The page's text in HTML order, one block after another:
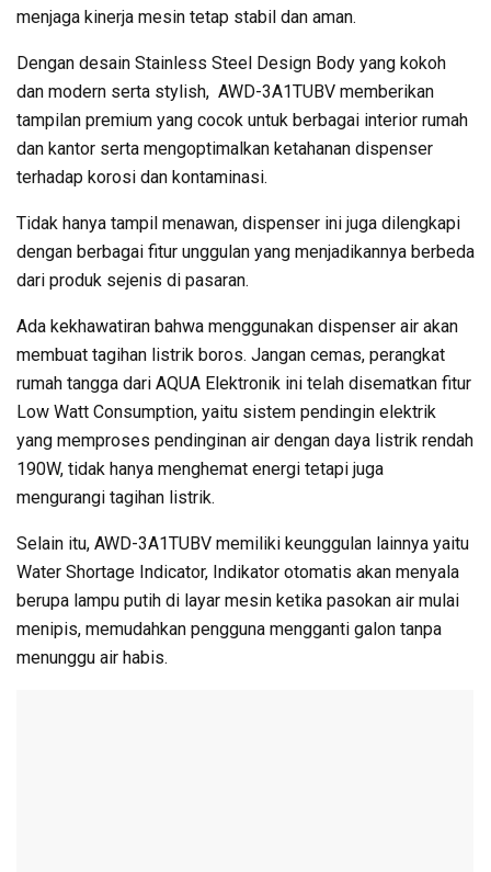
menjaga kinerja mesin tetap stabil dan aman.
Dengan desain Stainless Steel Design Body yang kokoh
dan modern serta stylish, AWD-3A1TUBV memberikan
tampilan premium yang cocok untuk berbagai interior rumah
dan kantor serta mengoptimalkan ketahanan dispenser
terhadap korosi dan kontaminasi.
Tidak hanya tampil menawan, dispenser ini juga dilengkapi
dengan berbagai fitur unggulan yang menjadikannya berbeda
dari produk sejenis di pasaran.
Ada kekhawatiran bahwa menggunakan dispenser air akan
membuat tagihan listrik boros. Jangan cemas, perangkat
rumah tangga dari AQUA Elektronik ini telah disematkan fitur
Low Watt Consumption, yaitu sistem pendingin elektrik
yang memproses pendinginan air dengan daya listrik rendah
190W, tidak hanya menghemat energi tetapi juga
mengurangi tagihan listrik.
Selain itu, AWD-3A1TUBV memiliki keunggulan lainnya yaitu
Water Shortage Indicator, Indikator otomatis akan menyala
berupa lampu putih di layar mesin ketika pasokan air mulai
menipis, memudahkan pengguna mengganti galon tanpa
menunggu air habis.